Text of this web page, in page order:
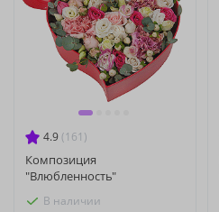
4.9 (161)
Композиция
"Влюбленность"
В наличии